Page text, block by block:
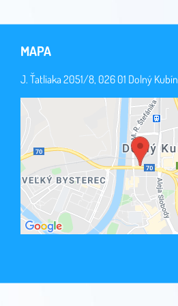
MAPA
J. Ťatliaka 2051/8, 026 01 Dolný Kubín